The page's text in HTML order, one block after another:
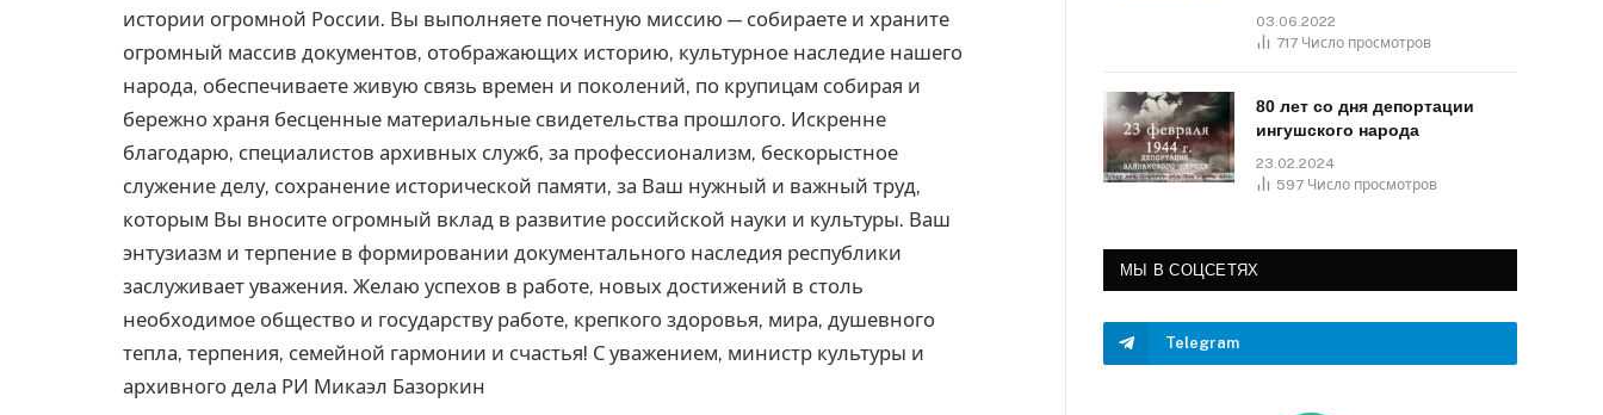
истории огромной России. Вы выполняете почетную миссию — собираете и храните
огромный массив документов, отображающих историю, культурное наследие нашего
народа, обеспечиваете живую связь времен и поколений, по крупицам собирая и
бережно храня бесценные материальные свидетельства прошлого. Искренне
благодарю, специалистов архивных служб, за профессионализм, бескорыстное
служение делу, сохранение исторической памяти, за Ваш нужный и важный труд,
которым Вы вносите огромный вклад в развитие российской науки и культуры. Ваш
энтузиазм и терпение в формировании документального наследия республики
заслуживает уважения. Желаю успехов в работе, новых достижений в столь
необходимое общество и государству работе, крепкого здоровья, мира, душевного
тепла, терпения, семейной гармонии и счастья! С уважением, министр культуры и
архивного дела РИ Микаэл Базоркин
03.06.2022
717 Число просмотров
80 лет со дня депортации
ингушского народа
23.02.2024
597 Число просмотров
МЫ В СОЦСЕТЯХ
Telegram